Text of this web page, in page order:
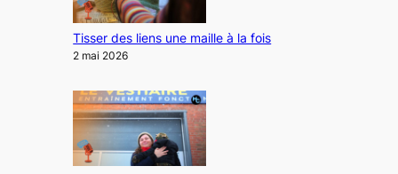
Tisser des liens une maille à la fois
2 mai 2026